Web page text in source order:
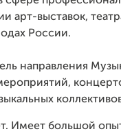
арт-выставок,
России.
направления
Имеет большой